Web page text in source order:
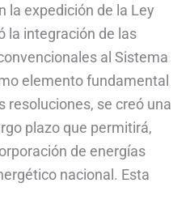
la expedición de la Ley
la integración de las
al Sistema
elemento fundamental
resoluciones, se creó una
plazo que permitirá,
de energías
nacional. Esta